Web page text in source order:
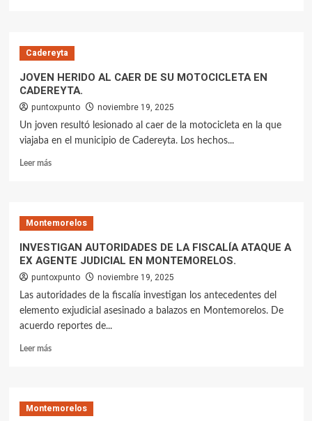
Cadereyta
JOVEN HERIDO AL CAER DE SU MOTOCICLETA EN
CADEREYTA.
puntoxpunto noviembre 19, 2025
Un joven resultó lesionado al caer de la motocicleta en la que
viajaba en el municipio de Cadereyta. Los hechos...
Leer más
Montemorelos
INVESTIGAN AUTORIDADES DE LA FISCALÍA ATAQUE A
EX AGENTE JUDICIAL EN MONTEMORELOS.
puntoxpunto noviembre 19, 2025
Las autoridades de la fiscalía investigan los antecedentes del
elemento exjudicial asesinado a balazos en Montemorelos. De
acuerdo reportes de...
Leer más
Montemorelos